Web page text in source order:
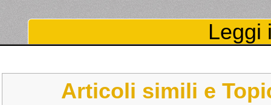
Leggi
Articoli simili e